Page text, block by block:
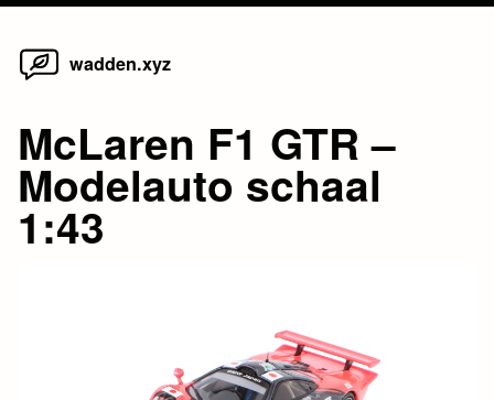
Skip
wadden.xyz
McLaren F1 GTR –
Modelauto schaal
1:43